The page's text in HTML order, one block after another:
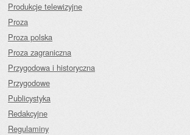
Produkcje telewizyjne
Proza
Proza polska
Proza zagraniczna
Przygodowa i historyczna
Przygodowe
Publicystyka
Redakcyjne
Regulaminy